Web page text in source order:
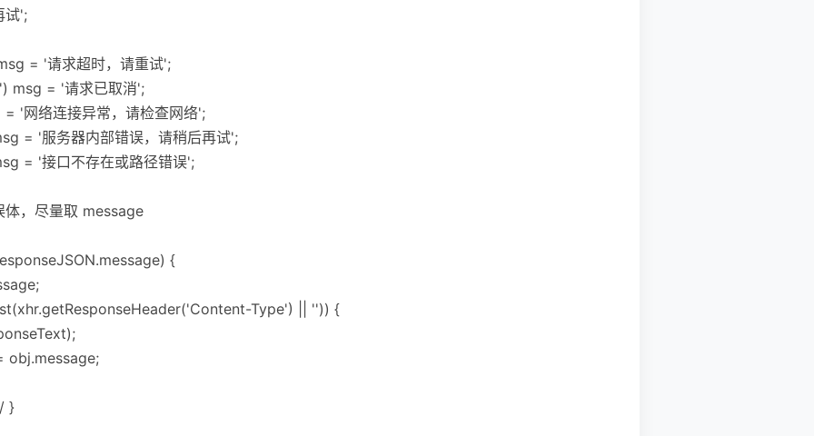
试';
= '请求超时，请重试';
msg = '请求已取消';
'网络连接异常，请检查网络';
= '服务器内部错误，请稍后再试';
= '接口不存在或路径错误';
，尽量取 message
{
Type') || '')) {
obj.message;
}